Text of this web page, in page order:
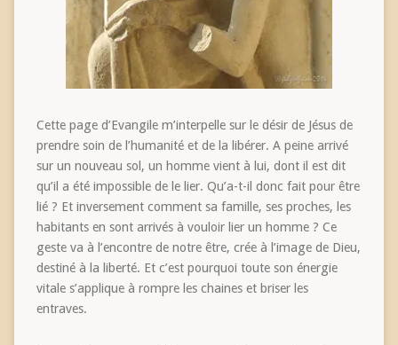
Cette page d’Evangile m’interpelle sur le désir de Jésus de
prendre soin de l’humanité et de la libérer. A peine arrivé
sur un nouveau sol, un homme vient à lui, dont il est dit
qu’il a été impossible de le lier. Qu’a-t-il donc fait pour être
lié ? Et inversement comment sa famille, ses proches, les
habitants en sont arrivés à vouloir lier un homme ? Ce
geste va à l’encontre de notre être, crée à l’image de Dieu,
destiné à la liberté. Et c’est pourquoi toute son énergie
vitale s’applique à rompre les chaines et briser les
entraves.